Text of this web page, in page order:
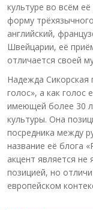
культуре во всём
форму
английский,
Швейцарии, её
отличается своей
Надежда Сикорская
голос», а как голос
имеющей более 30
культуры. Она
посредника между
название её блога
акцент является
позицией, но
европейском